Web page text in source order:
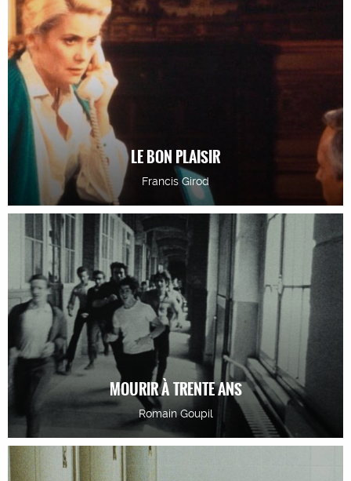
LE BON PLAISIR
Francis Girod
MOURIR À TRENTE ANS
Romain Goupil